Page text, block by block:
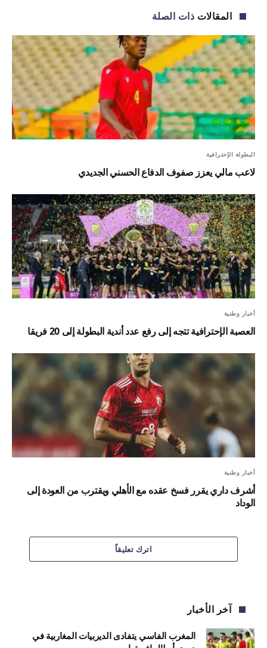
المقالات ذات الصلة
البطولة الإحترافية
لاعب مالي يعزز صفوف الدفاع الحسني الجديدي
أخبار وطنية
العصبة الإحترافية تتجه إلى رفع عدد أندية البطولة إلى 20 فريقا
أخبار وطنية
أشرف داري يقرر فسخ عقده مع الأهلي ويقترب من العودة إلى
الوداد
اترك تعليقاً
آخر الأخبار
المغرب الفاسي يتفادى الديربيات المغاربية في